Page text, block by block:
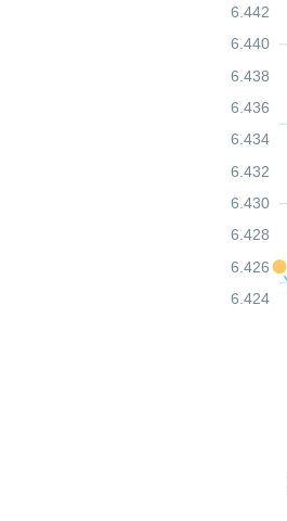
6.424
6.426
6.428
6.430
6.432
6.434
6.436
6.438
6.440
6.442